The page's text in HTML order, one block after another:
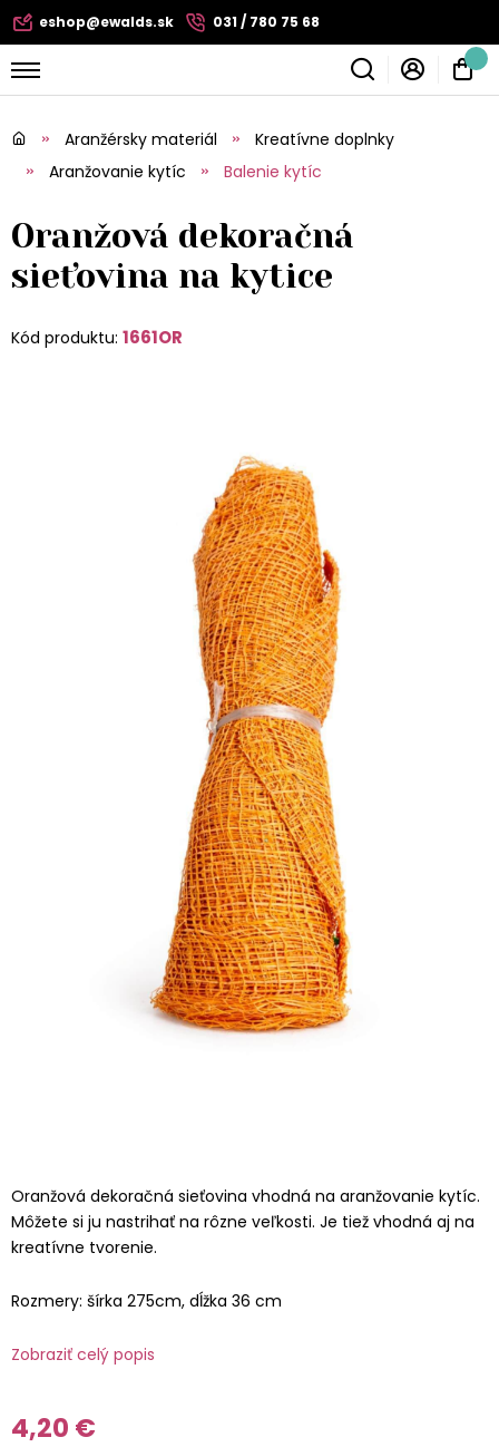
eshop@ewalds.sk 031 / 780 75 68
Aranžérsky materiál
Kreatívne doplnky
Aranžovanie kytíc
Balenie kytíc
Oranžová dekoračná
sieťovina na kytice
Kód produktu: 1661OR
Oranžová dekoračná sieťovina vhodná na aranžovanie kytíc.
Môžete si ju nastrihať na rôzne veľkosti. Je tiež vhodná aj na
kreatívne tvorenie.
Rozmery: šírka 275cm, dĺžka 36 cm
Zobraziť celý popis
4,20 €